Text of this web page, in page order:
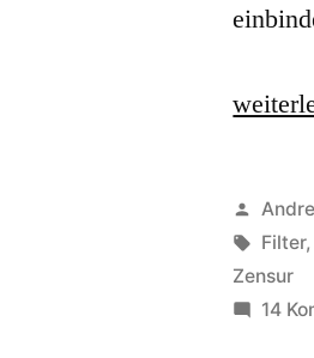
„Flickr
Yahoo
von
von
Filter
Zensur
14